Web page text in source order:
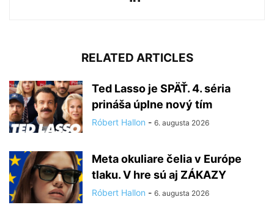
RELATED ARTICLES
Ted Lasso je SPÄŤ. 4. séria
prináša úplne nový tím
Róbert Hallon - 6. augusta 2026
Meta okuliare čelia v Európe
tlaku. V hre sú aj ZÁKAZY
Róbert Hallon - 6. augusta 2026